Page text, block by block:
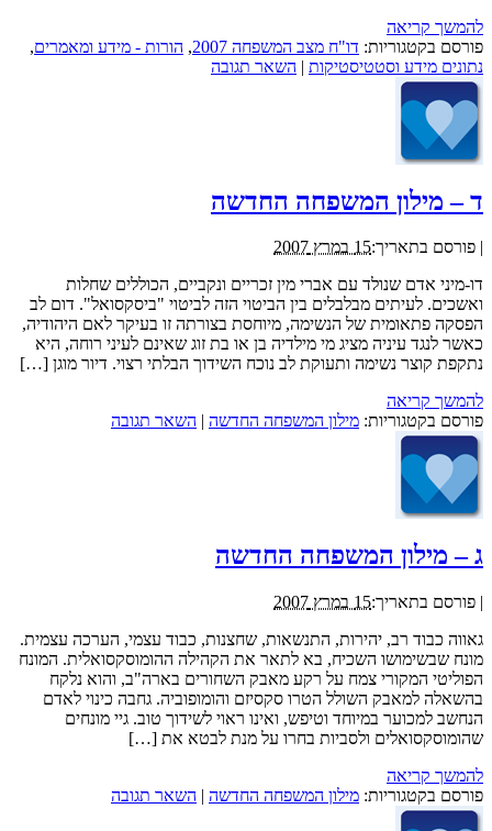
להמשך קריאה
פורסם בקטגוריות: דו"ח מצב המשפחה 2007 , הורות - מידע ומאמרים,
נתונים מידע וסטטיסטיקות | השאר תגובה
ד – מילון המשפחה החדשה
פורסם בתאריך:15 במרץ 2007
דו-מיני אדם שנולד עם אברי מין זכריים ונקביים, הכוללים שחלות
ואשכים. לעיתים מבלבלים בין הביטוי הזה לביטוי "ביסקסואל". דום לב
הפסקה פתאומית של הנשימה, מיוחסת בצורתה זו בעיקר לאם היהודיה,
כאשר לנגד עיניה מציג מי מילדיה בן או בת זוג שאינם לעיני רוחה, היא
נתקפת קוצר נשימה ותעוקת לב נוכח השידוך הבלתי רצוי. דיור מוגן […]
להמשך קריאה
פורסם בקטגוריות: מילון המשפחה החדשה השאר תגובה
ג – מילון המשפחה החדשה
| פורסם בתאריך:15 במרץ 2007
גאווה כבוד רב, יהירות, התנשאות, שחצנות, כבוד עצמי, הערכה עצמית.
מונח שבשימושו השכיח, בא לתאר את הקהילה ההומוסקסואלית. המונח
הפוליטי המקורי צמח על רקע מאבק השחורים בארה"ב, והוא נלקח
בהשאלה למאבק השולל הטרו סקסיזם והומופוביה. גחבה כינוי לאדם
הנחשב למכוער במיוחד וטיפש, ואינו ראוי לשידוך טוב. גיי מונחים
שהומוסקסואלים ולסביות בחרו על מנת לבטא את […]
להמשך קריאה
פורסם בקטגוריות: מילון המשפחה החדשה | השאר תגובה